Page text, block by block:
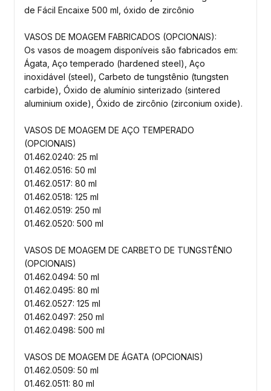
de Fácil Encaixe 500 ml, óxido de zircônio
VASOS DE MOAGEM FABRICADOS (OPCIONAIS):
Os vasos de moagem disponíveis são fabricados em:
Ágata, Aço temperado (hardened steel), Aço
inoxidável (steel), Carbeto de tungstênio (tungsten
carbide), Óxido de alumínio sinterizado (sintered
aluminium oxide), Óxido de zircônio (zirconium oxide).
VASOS DE MOAGEM DE AÇO TEMPERADO
(OPCIONAIS)
01.462.0240: 25 ml
01.462.0516: 50 ml
01.462.0517: 80 ml
01.462.0518: 125 ml
01.462.0519: 250 ml
01.462.0520: 500 ml
VASOS DE MOAGEM DE CARBETO DE TUNGSTÊNIO
(OPCIONAIS)
01.462.0494: 50 ml
01.462.0495: 80 ml
01.462.0527: 125 ml
01.462.0497: 250 ml
01.462.0498: 500 ml
VASOS DE MOAGEM DE ÁGATA (OPCIONAIS)
01.462.0509: 50 ml
01.462.0511: 80 ml